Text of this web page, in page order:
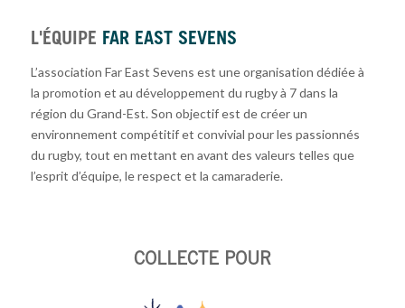
L'ÉQUIPE FAR EAST SEVENS
L’association Far East Sevens est une organisation dédiée à
la promotion et au développement du rugby à 7 dans la
région du Grand-Est. Son objectif est de créer un
environnement compétitif et convivial pour les passionnés
du rugby, tout en mettant en avant des valeurs telles que
l’esprit d’équipe, le respect et la camaraderie.
COLLECTE POUR